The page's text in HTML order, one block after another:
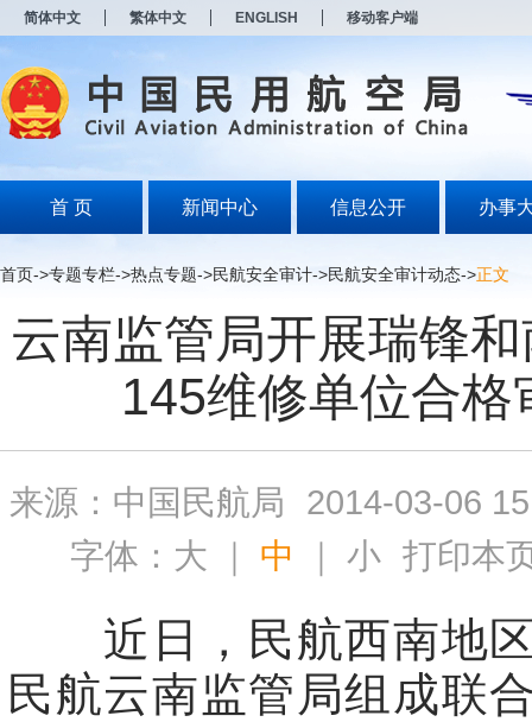
简体中文 繁体中文 ENGLISH 移动客户端
首 页 新闻中心 信息公开 办事
首页->专题专栏->热点专题->民航安全审计->民航安全审计动态->正文
云南监管局开展瑞锋
145维修单位合格
来源：中国民航局
2014-03-06
字体： 大 ｜ 中 ｜小 打印本
近日，民航西南地区
民航云南监管局组成联
打
开
无
障
说
按
Alt
盲
式